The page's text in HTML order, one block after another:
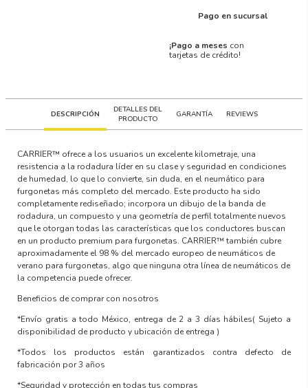
Pago en sucursal
¡Pago a meses con
tarjetas de crédito!
DESCRIPCIÓN
DETALLES DEL
PRODUCTO
GARANTÍA REVIEWS
CARRIER™ ofrece a los usuarios un excelente kilometraje, una
resistencia a la rodadura líder en su clase y seguridad en condiciones
de humedad, lo que lo convierte, sin duda, en el neumático para
furgonetas más completo del mercado. Este producto ha sido
completamente rediseñado; incorpora un dibujo de la banda de
rodadura, un compuesto y una geometría de perfil totalmente nuevos
que le otorgan todas las características que los conductores buscan
en un producto premium para furgonetas. CARRIER™ también cubre
aproximadamente el 98 % del mercado europeo de neumáticos de
verano para furgonetas, algo que ninguna otra línea de neumáticos de
la competencia puede ofrecer.
Beneficios de comprar con nosotros
*Envío gratis a todo México, entrega de 2 a 3 días hábiles( Sujeto a
disponibilidad de producto y ubicación de entrega )
*Todos los productos están garantizados contra defecto de
fabricación por 3 años
*Seguridad y protección en todas tus compras